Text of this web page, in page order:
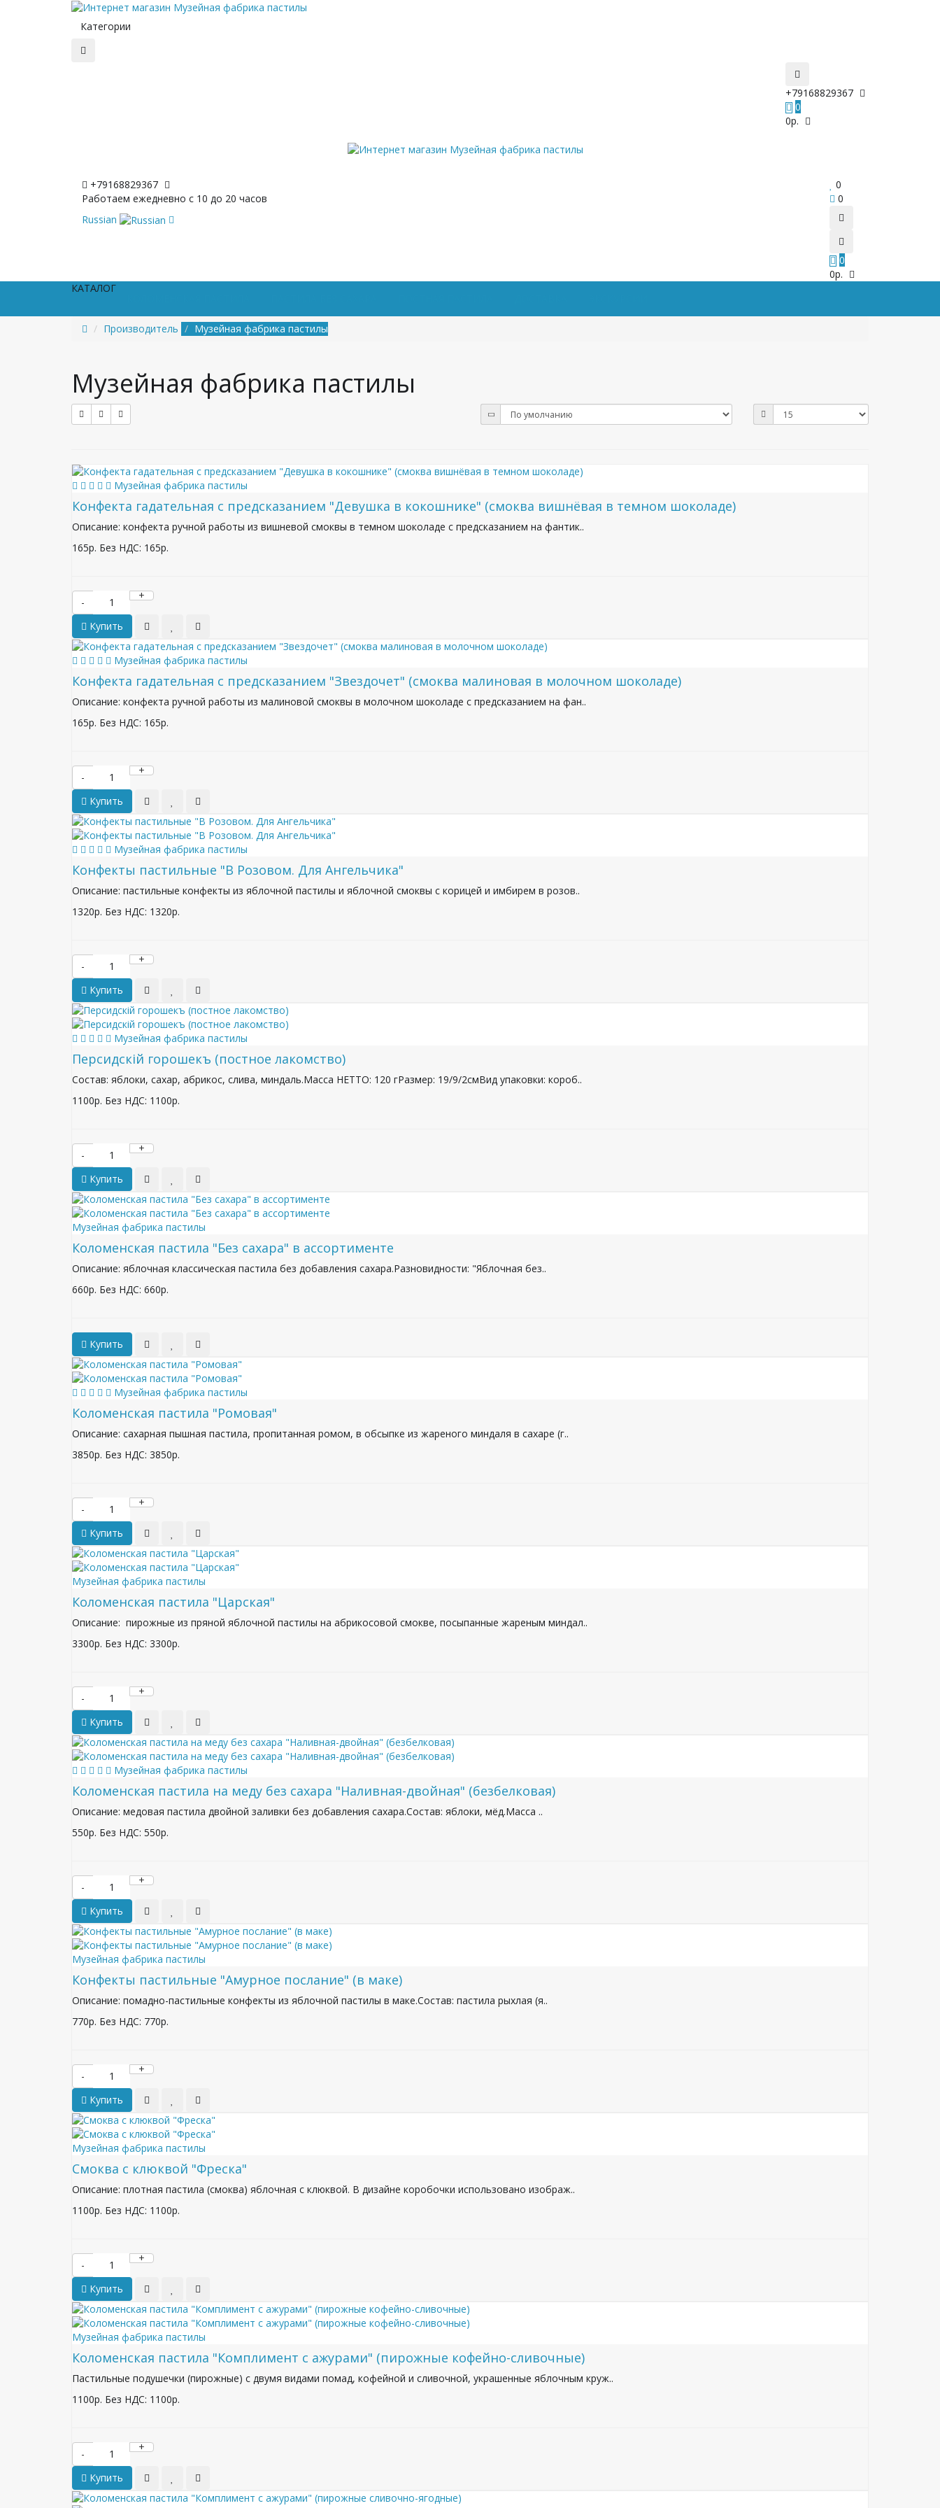
Категории
+79168829367
0
0р.
+79168829367
Работаем ежедневно с 10 до 20 часов
Russian
0
0
0
0р.
КАТАЛОГ
Производитель Музейная фабрика пастилы
Музейная фабрика пастилы
Музейная фабрика пастилы
Конфекта гадательная с предсказанием "Девушка в кокошнике" (смоква вишнёвая в темном шоколаде)
Описание: конфекта ручной работы из вишневой смоквы в темном шоколаде с предсказанием на фантик..
165р. Без НДС: 165р.
-
+
Купить
Музейная фабрика пастилы
Конфекта гадательная с предсказанием "Звездочет" (смоква малиновая в молочном шоколаде)
Описание: конфекта ручной работы из малиновой смоквы в молочном шоколаде с предсказанием на фан..
165р. Без НДС: 165р.
-
+
Купить
Музейная фабрика пастилы
Конфекты пастильные "В Розовом. Для Ангельчика"
Описание: пастильные конфекты из яблочной пастилы и яблочной смоквы с корицей и имбирем в розов..
1320р. Без НДС: 1320р.
-
+
Купить
Музейная фабрика пастилы
Персидскiй горошекъ (постное лакомство)
Состав: яблоки, сахар, абрикос, слива, миндаль.Масса НЕТТО: 120 гРазмер: 19/9/2смВид упаковки: короб..
1100р. Без НДС: 1100р.
-
+
Купить
Музейная фабрика пастилы
Коломенская пастила "Без сахара" в ассортименте
Описание: яблочная классическая пастила без добавления сахара.Разновидности: "Яблочная без..
660р. Без НДС: 660р.
Купить
Музейная фабрика пастилы
Коломенская пастила "Ромовая"
Описание: сахарная пышная пастила, пропитанная ромом, в обсыпке из жареного миндаля в сахаре (г..
3850р. Без НДС: 3850р.
-
+
Купить
Музейная фабрика пастилы
Коломенская пастила "Царская"
Описание: пирожные из пряной яблочной пастилы на абрикосовой смокве, посыпанные жареным миндал..
3300р. Без НДС: 3300р.
-
+
Купить
Музейная фабрика пастилы
Коломенская пастила на меду без сахара "Наливная-двойная" (безбелковая)
Описание: медовая пастила двойной заливки без добавления сахара.Состав: яблоки, мёд.Масса ..
550р. Без НДС: 550р.
-
+
Купить
Музейная фабрика пастилы
Конфекты пастильные "Амурное послание" (в маке)
Описание: помадно-пастильные конфекты из яблочной пастилы в маке.Состав: пастила рыхлая (я..
770р. Без НДС: 770р.
-
+
Купить
Музейная фабрика пастилы
Смоква с клюквой "Фреска"
Описание: плотная пастила (смоква) яблочная с клюквой. В дизайне коробочки использовано изображ..
1100р. Без НДС: 1100р.
-
+
Купить
Музейная фабрика пастилы
Коломенская пастила "Комплимент с ажурами" (пирожные кофейно-сливочные)
Пастильные подушечки (пирожные) с двумя видами помад, кофейной и сливочной, украшенные яблочным круж..
1100р. Без НДС: 1100р.
-
+
Купить